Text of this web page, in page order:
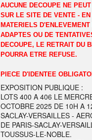
AUCUNE DECOUPE NE
SUR LE SITE DE VENTE - EN
MATERIELS D'ENLEVEMENT
ADAPTES OU DE
DECOUPE, LE RETRAIT DU
POURRA ETRE REFUSE.
PIECE D'IDENTEE
EXPOSITION PUBLIQUE :
LOTS 400 A 406 LE
OCTOBRE 2025 DE 10H A
SACLAY-VERSAILLES -
DE PARIS-SACLAY-
TOUSSUS-LE-NOBLE.